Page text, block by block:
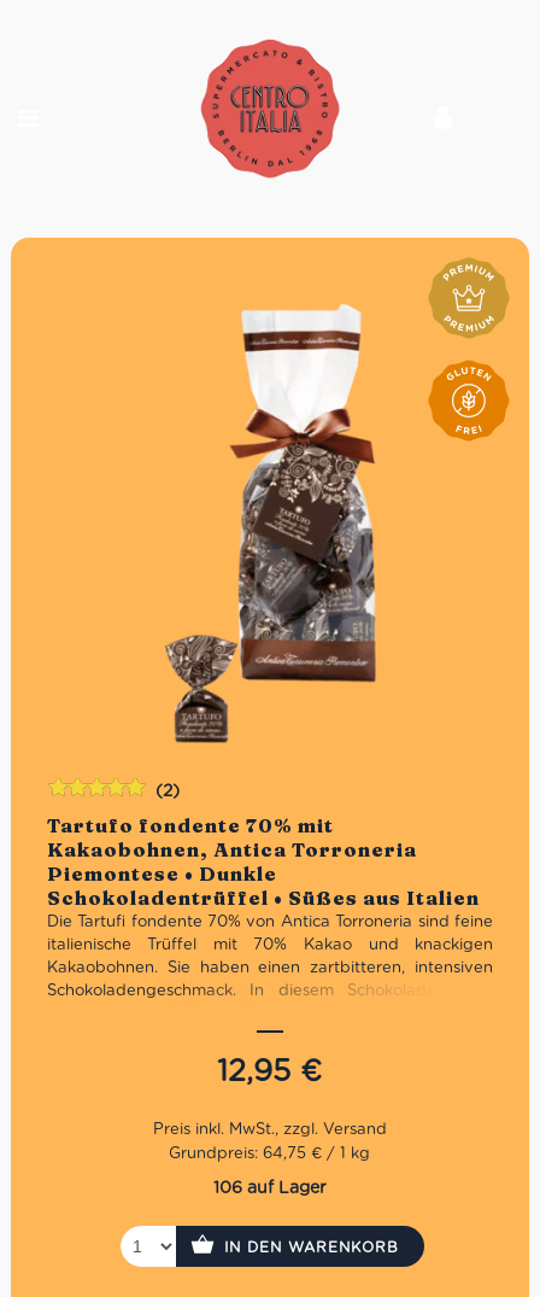
Tartufo fondente 70% mit
Kakaobohnen, Antica Torroneria
Piemontese • Dunkle
Schokoladentrüffel • Süßes aus Italien
(2)
Die Tartufi fondente 70% von Antica Torroneria sind feine
italienische Trüffel mit 70% Kakao und knackigen
Kakaobohnen. Sie haben einen zartbitteren, intensiven
Schokoladengeschmack. In diesem Schokoladentrüffel
gerösteter Kakobohnen zusammen. Diese Kombination
aus zart bitterer Sckokolade mit 70% Kakao und den
knackigen Kakobohnen sorgt für eine
durch den intensiven Kakaogeschmack, welche durch
den hohen Kakaoanteil in die Trüffelpraline kommen. Das
cioccolato fondente 70% e fave di cacao ist phänomenal
Die Antica Torroneria Piemontese ist seit 1885 das
12,95 €
mit5.00von
5
Grundpreis: 64,75 € / 1 kg
106 auf Lager
IN DEN WARENKORB